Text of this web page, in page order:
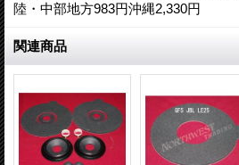
陸・中部地方983円沖縄2,330円
関連商品